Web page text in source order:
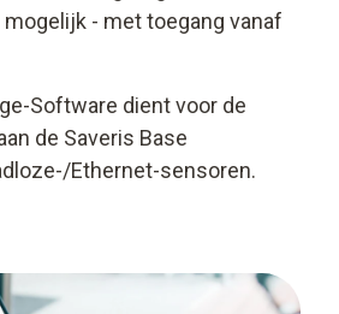
- met toegang vanaf
Software dient voor de
de Saveris Base
Ethernet-sensoren.